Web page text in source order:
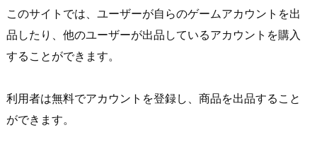
このサイトでは、ユーザーが自らのゲームアカウントを出
品したり、他のユーザーが出品しているアカウントを購入
することができます。
利用者は無料でアカウントを登録し、商品を出品すること
ができます。